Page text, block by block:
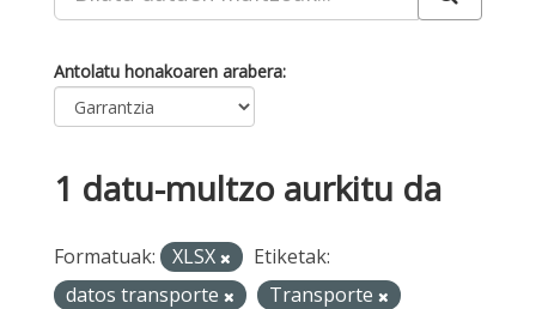
Antolatu honakoaren arabera
1 datu-multzo aurkitu da
Formatuak: XLSX
Etiketak:
datos transporte
Transporte